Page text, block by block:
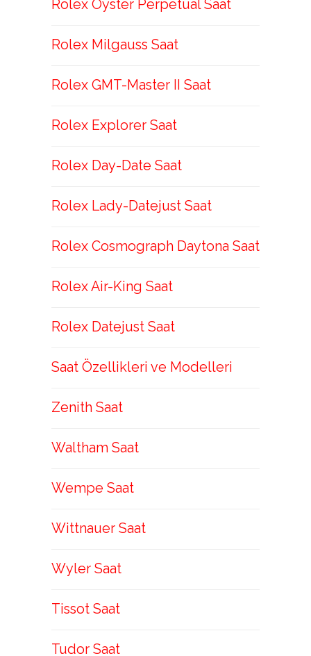
Rolex Oyster Perpetual Saat
Rolex Milgauss Saat
Rolex GMT-Master II Saat
Rolex Explorer Saat
Rolex Day-Date Saat
Rolex Lady-Datejust Saat
Rolex Cosmograph Daytona Saat
Rolex Air-King Saat
Rolex Datejust Saat
Saat Özellikleri ve Modelleri
Zenith Saat
Waltham Saat
Wempe Saat
Wittnauer Saat
Wyler Saat
Tissot Saat
Tudor Saat